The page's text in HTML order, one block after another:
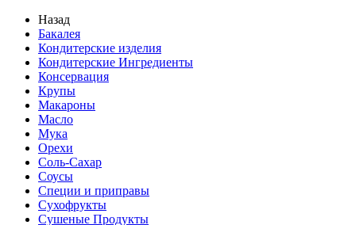
Назад
Бакалея
Кондитерские изделия
Кондитерские Ингредиенты
Консервация
Крупы
Макароны
Масло
Мука
Орехи
Соль-Сахар
Соусы
Специи и приправы
Сухофрукты
Сушеные Продукты